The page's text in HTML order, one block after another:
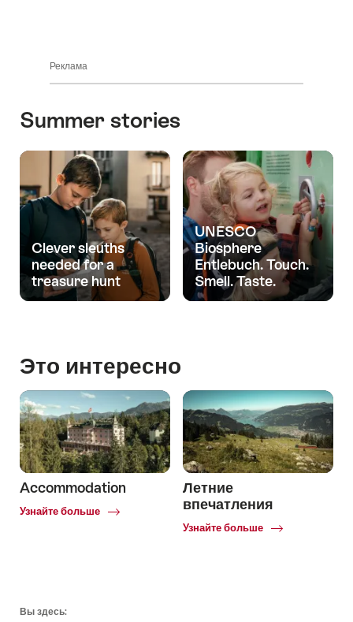
Реклама
Summer stories
Clever sleuths
needed for a
treasure hunt
UNESCO
Biosphere
Entlebuch. Touch.
Smell. Taste.
Это интересно
Accommodation
Узнайте больше
Common.Of
Летние
впечатления
Узнайте больше
Common.Of
Вы здесь: